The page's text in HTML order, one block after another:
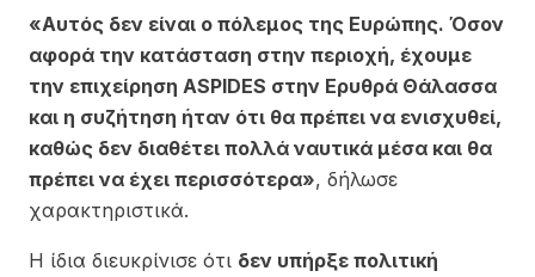
«Αυτός δεν είναι ο πόλεμος της Ευρώπης. Όσον
αφορά την κατάσταση στην περιοχή, έχουμε
την επιχείρηση ASPIDES στην Ερυθρά Θάλασσα
και η συζήτηση ήταν ότι θα πρέπει να ενισχυθεί,
καθώς δεν διαθέτει πολλά ναυτικά μέσα και θα
πρέπει να έχει περισσότερα», δήλωσε
χαρακτηριστικά.
Η ίδια διευκρίνισε ότι δεν υπήρξε πολιτική